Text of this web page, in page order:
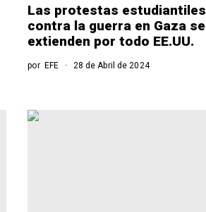
Las protestas estudiantiles
contra la guerra en Gaza se
extienden por todo EE.UU.
por EFE 28 de Abril de 2024